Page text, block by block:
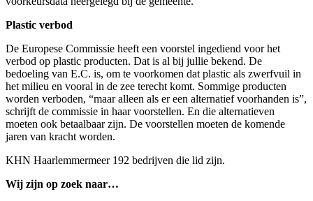
Plastic verbod
De Europese Commissie heeft een voorstel ingediend voor het
verbod op plastic producten. Dat is al bij jullie bekend. De
bedoeling van E.C. is, om te voorkomen dat plastic als zwerfvuil in
het milieu en vooral in de zee terecht komt. Sommige producten
worden verboden, “maar alleen als er een alternatief voorhanden is”,
schrijft de commissie in haar voorstellen. En die alternatieven
moeten ook betaalbaar zijn. De voorstellen moeten de komende
jaren van kracht worden.
KHN Haarlemmermeer 192 bedrijven die lid zijn.
Wij zijn op zoek naar…